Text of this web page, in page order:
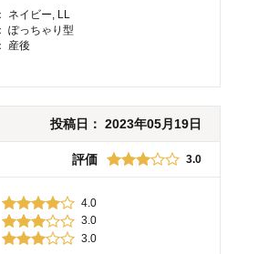
ネイビー, LL
ぽっちゃり型
産後
投稿日： 2023年05月19日
評価 3.0
4.0
3.0
3.0